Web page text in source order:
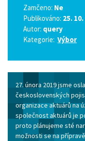
Zamčeno: Ne
Publikováno: 25.
Autor: query
Kategorie: Výbor
27. února 2019 jsme
československých
organizace aktuárů na
společnost aktuárů je
proto plánujeme sté
možnosti se na